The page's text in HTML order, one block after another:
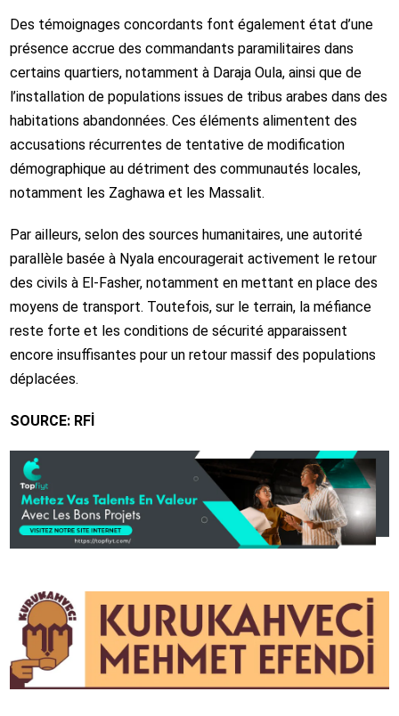
Des témoignages concordants font également état d’une
présence accrue des commandants paramilitaires dans
certains quartiers, notamment à Daraja Oula, ainsi que de
l’installation de populations issues de tribus arabes dans des
habitations abandonnées. Ces éléments alimentent des
accusations récurrentes de tentative de modification
démographique au détriment des communautés locales,
notamment les Zaghawa et les Massalit.
Par ailleurs, selon des sources humanitaires, une autorité
parallèle basée à Nyalaencouragerait activement le retour
des civils à El-Fasher, notamment en mettant en place des
moyens de transport. Toutefois, sur le terrain, la méfiance
reste forte et les conditions de sécurité apparaissent
encore insuffisantes pour un retour massif des populations
déplacées.
SOURCE: RFİ